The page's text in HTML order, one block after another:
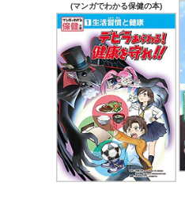
(マンガでわかる保健の本)